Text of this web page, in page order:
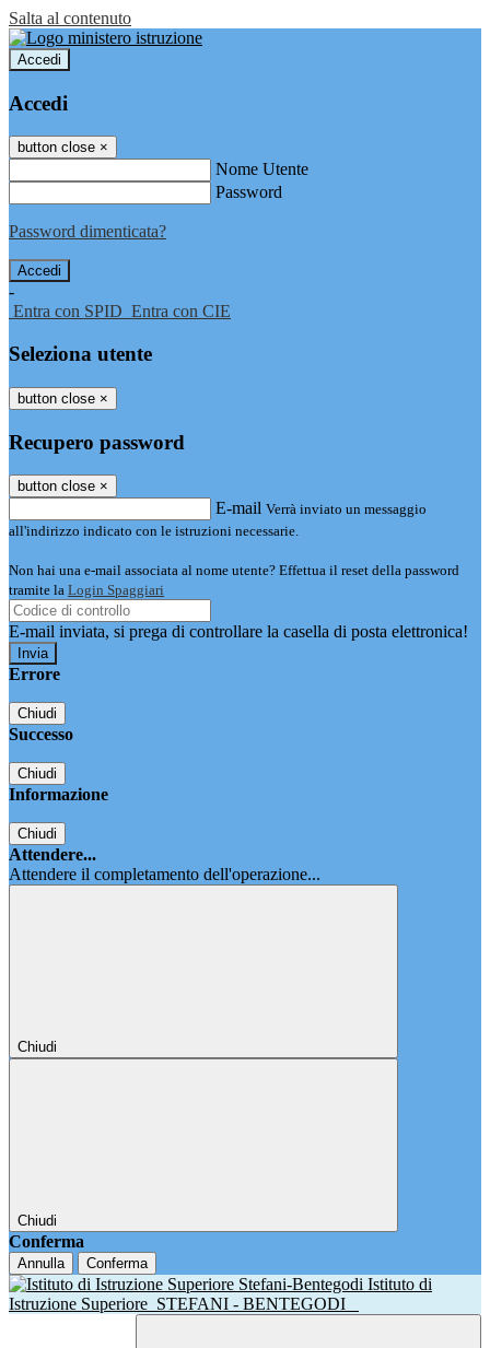
Salta al contenuto
Accedi
Accedi
button close ×
Nome Utente
Password
Password dimenticata?
-
Entra con SPID Entra con CIE
Seleziona utente
button close ×
Recupero password
button close ×
E-mail Verrà inviato un messaggio
all'indirizzo indicato con le istruzioni necessarie.
Non hai una e-mail associata al nome utente? Effettua il reset della password
tramite la Login Spaggiari
E-mail inviata, si prega di controllare la casella di posta elettronica!
Errore
Chiudi
Successo
Chiudi
Informazione
Chiudi
Attendere...
Attendere il completamento dell'operazione...
Chiudi
Chiudi
Conferma
Annulla Conferma
Istituto di
Istruzione Superiore STEFANI - BENTEGODI